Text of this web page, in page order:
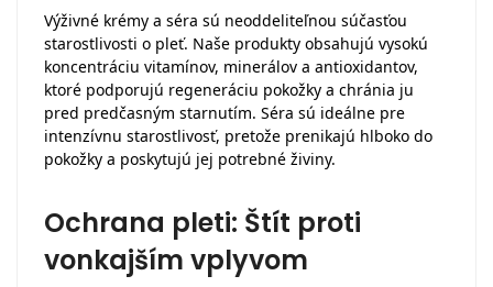
Výživné krémy a séra sú neoddeliteľnou súčasťou
starostlivosti o pleť. Naše produkty obsahujú vysokú
koncentráciu vitamínov, minerálov a antioxidantov,
ktoré podporujú regeneráciu pokožky a chránia ju
pred predčasným starnutím. Séra sú ideálne pre
intenzívnu starostlivosť, pretože prenikajú hlboko do
pokožky a poskytujú jej potrebné živiny.
Ochrana pleti: Štít proti
vonkajším vplyvom